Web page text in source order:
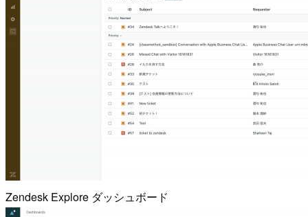
Zendesk Explore ダッシュボード